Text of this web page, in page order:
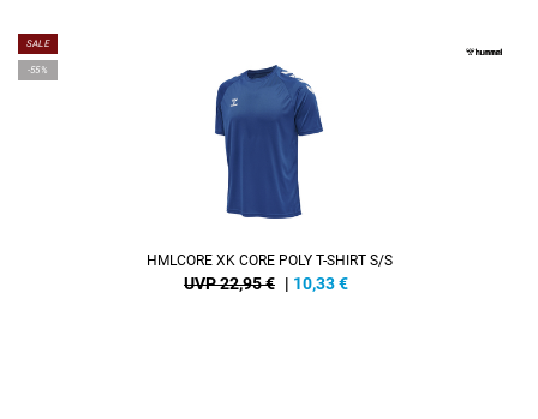
SALE
-55%
HMLCORE XK CORE POLY T-SHIRT S/S
UVP 22,95 € | 10,33€